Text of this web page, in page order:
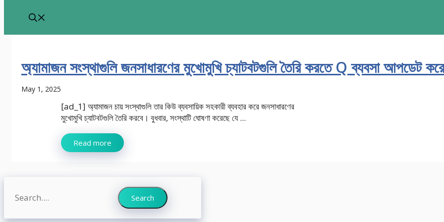
অ্যামাজন সংস্থাগুলি জনসাধারণের মুখোমুখি চ্যাটবটগুলি তৈরি করতে Q ব্যবসা আপডেট করে
May 1, 2025
[ad_1] অ্যামাজন চায় সংস্থাগুলি তার কিউ ব্যবসায়িক সহকারী ব্যবহার করে জনসাধারণের
মুখোমুখি চ্যাটবটগুলি তৈরি করবে। বুধবার, সংস্থাটি ঘোষণা করেছে যে ...
Read more
Search Search